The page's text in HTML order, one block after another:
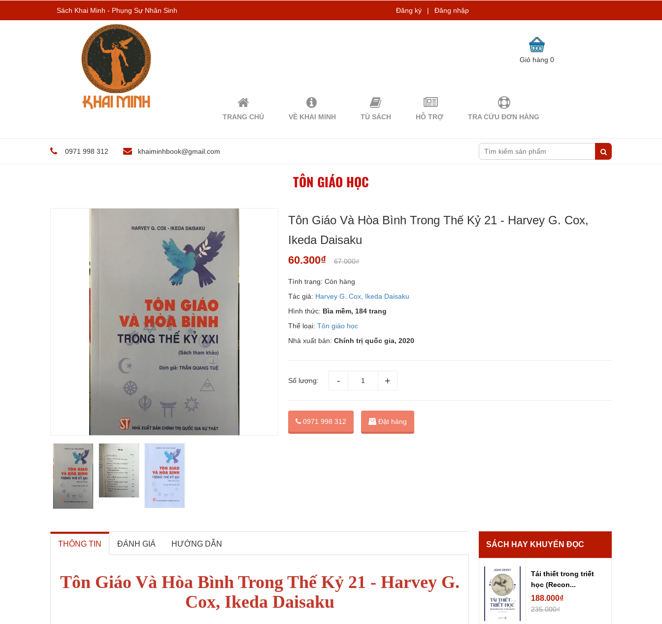
Sách Khai Minh - Phụng Sự Nhân Sinh Đăng ký | Đăng nhập
Giỏ hàng0
TRANG CHỦ VỀ KHAI MINH TỦ SÁCH HỖ TRỢ TRA CỨU ĐƠN HÀNG
0971 998 312 khaiminhbook@gmail.com
TÔN GIÁO HỌC
Tôn Giáo Và Hòa Bình Trong Thế Kỷ 21 - Harvey G. Cox,
Ikeda Daisaku
60.300₫ 67.000₫
Tình trạng: Còn hàng
Tác giả: Harvey G. Cox, Ikeda Daisaku
Hình thức: Bìa mềm, 184 trang
Thể loại:Tôn giáo học
Nhà xuất bản:Chính trị quốc gia, 2020
Số lượng:
0971 998 312 Đặt hàng
THÔNG TIN ĐÁNH GIÁ HƯỚNG DẪN
Tôn Giáo Và Hòa Bình Trong Thế Kỷ 21 - Harvey G.
Cox, Ikeda Daisaku
SÁCH HAY KHUYẾN ĐỌC
Tái thiết trong triết
học (Recon...
188.000₫
235.000₫